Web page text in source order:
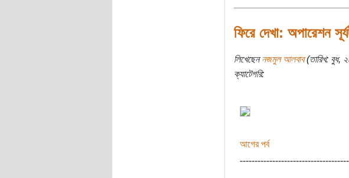
ফিরে দেখা: অপারেশন
লিখেছেননজমুল আলবাব(তারিখ: বুধ,
ক্যাটেগরি:
আগের পর্ব